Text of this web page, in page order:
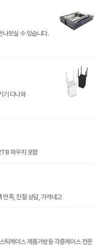
나보실 수 있습니다.
기 다나와
파우치 포함
만족, 친절 상담, 가격네고
틱케이스 제품가방등 각종케이스 전문